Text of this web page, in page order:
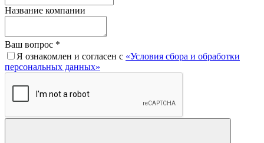
Название компании
Ваш вопрос *
Я ознакомлен и согласен с «Условия сбора и обработки
персональных данных»